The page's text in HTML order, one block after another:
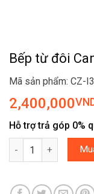
Bếp từ đôi
Mã sản phẩm: CZ-
2,400,000
Hỗ trợ trả góp 0%
Bếp từ đôi Canzy